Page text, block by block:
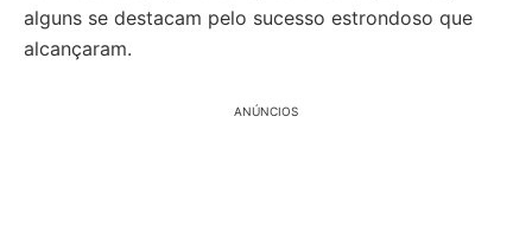
alguns se destacam pelo sucesso estrondoso que
alcançaram.
ANÚNCIOS